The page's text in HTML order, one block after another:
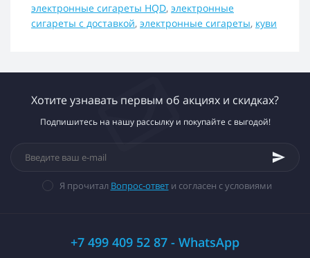
электронные сигареты HQD, электронные
сигареты с доставкой, электронные сигареты, куви
Хотите узнавать первым об акциях и скидках?
Подпишитесь на нашу рассылку и покупайте с выгодой!
Я прочитал Вопрос-ответи согласен с условиями
+7 499 409 52 87 - WhatsApp